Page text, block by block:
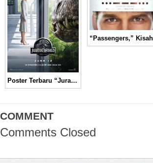
Poster Terbaru “Jurassic World” Tampak Mengerikan
COMMENT
Comments Closed